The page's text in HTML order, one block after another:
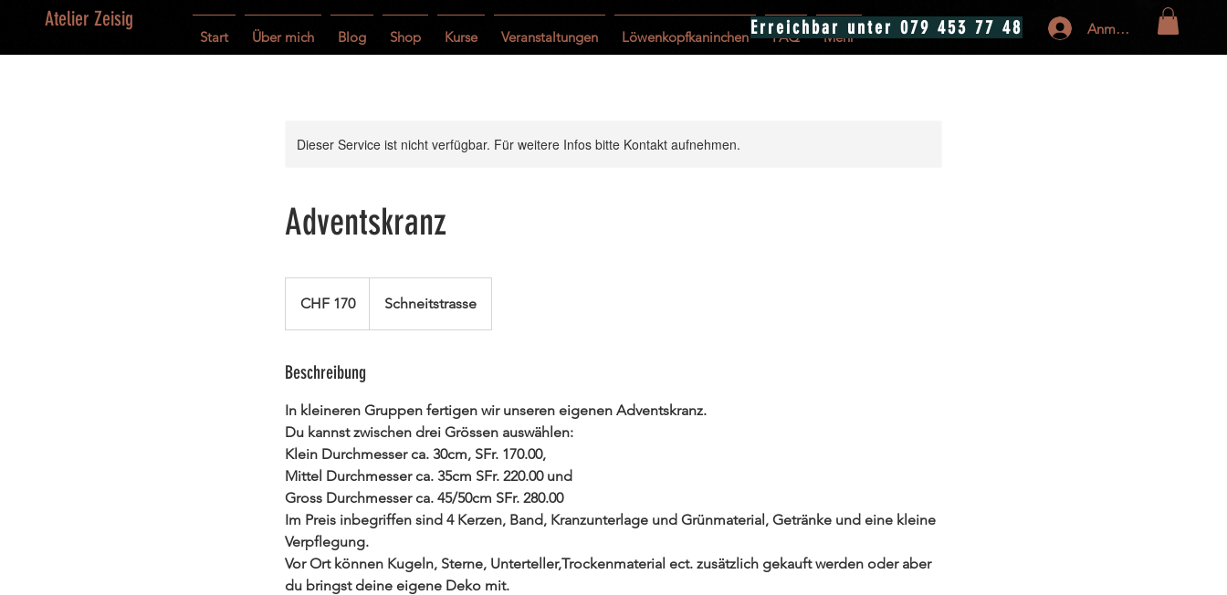
Atelier Zeisig
Start Über mich Blog Shop Kurse Veranstaltungen Löwenkopfkaninchen FAQ Mehr
Erreichbar unter 079 453 77 48 Anmelden
Dieser Service ist nicht verfügbar. Für weitere Infos bitte Kontakt aufnehmen.
Adventskranz
Franken
CHF 170 Schneitstrasse
Beschreibung
In kleineren Gruppen fertigen wir unseren eigenen Adventskranz.
Du kannst zwischen drei Grössen auswählen:
Klein Durchmesser ca. 30cm, SFr. 170.00,
Mittel Durchmesser ca. 35cm SFr. 220.00 und
Gross Durchmesser ca. 45/50cm SFr. 280.00
Im Preis inbegriffen sind 4 Kerzen, Band, Kranzunterlage und Grünmaterial, Getränke und eine kleine
Verpflegung.
Vor Ort können Kugeln, Sterne, Unterteller,Trockenmaterial ect. zusätzlich gekauft werden oder aber
du bringst deine eigene Deko mit.